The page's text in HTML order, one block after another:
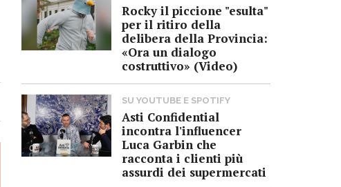
Rocky il piccione "esulta"
per il ritiro della
delibera della Provincia:
«Ora un dialogo
costruttivo» (Video)
SU YOUTUBE E SPOTIFY
Asti Confidential
incontra l'influencer
Luca Garbin che
racconta i clienti più
assurdi dei supermercati